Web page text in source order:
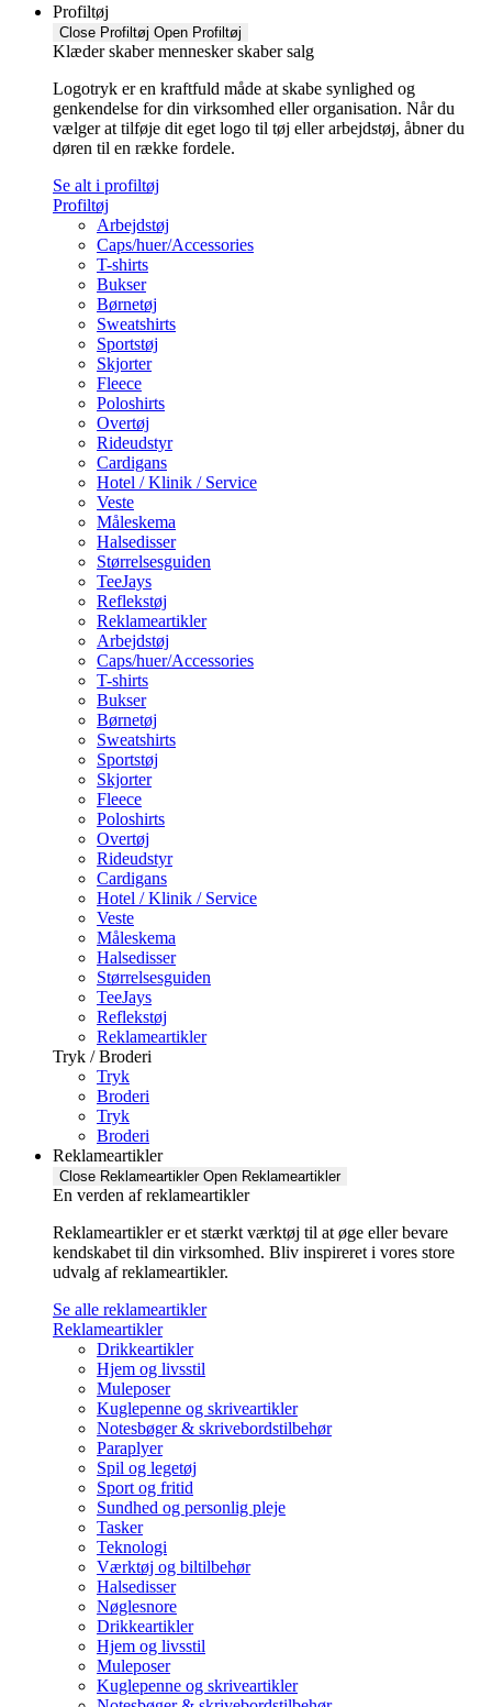
Profiltøj
Close Profiltøj Open Profiltøj
Klæder skaber mennesker skaber salg
Logotryk er en kraftfuld måde at skabe synlighed og
genkendelse for din virksomhed eller organisation. Når du
vælger at tilføje dit eget logo til tøj eller arbejdstøj, åbner du
døren til en række fordele.
Se alt i profiltøj
Profiltøj
Arbejdstøj
Caps/huer/Accessories
T-shirts
Bukser
Børnetøj
Sweatshirts
Sportstøj
Skjorter
Fleece
Poloshirts
Overtøj
Rideudstyr
Cardigans
Hotel / Klinik / Service
Veste
Måleskema
Halsedisser
Størrelsesguiden
TeeJays
Reflekstøj
Reklameartikler
Arbejdstøj
Caps/huer/Accessories
T-shirts
Bukser
Børnetøj
Sweatshirts
Sportstøj
Skjorter
Fleece
Poloshirts
Overtøj
Rideudstyr
Cardigans
Hotel / Klinik / Service
Veste
Måleskema
Halsedisser
Størrelsesguiden
TeeJays
Reflekstøj
Reklameartikler
Tryk / Broderi
Tryk
Broderi
Tryk
Broderi
Reklameartikler
Close Reklameartikler Open Reklameartikler
En verden af reklameartikler ​
Reklameartikler er et stærkt værktøj til at øge eller bevare
kendskabet til din virksomhed. Bliv inspireret i vores store
udvalg af reklameartikler.
Se alle reklameartikler
Reklameartikler
Drikkeartikler
Hjem og livsstil
Muleposer
Kuglepenne og skriveartikler
Notesbøger & skrivebordstilbehør
Paraplyer
Spil og legetøj
Sport og fritid
Sundhed og personlig pleje
Tasker
Teknologi
Værktøj og biltilbehør
Halsedisser
Nøglesnore
Drikkeartikler
Hjem og livsstil
Muleposer
Kuglepenne og skriveartikler